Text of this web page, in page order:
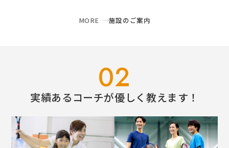
MORE 施設のご案内
02
実績あるコーチが優しく教えます！